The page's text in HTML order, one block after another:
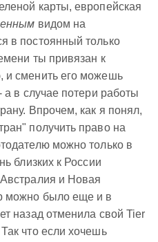
карты, европейская
видом на
в постоянный только
ты привязан к
и сменить его можешь
а в случае потери работы
Впрочем, как я понял,
получить право на
можно только в
близких к России
и Новая
можно было еще и в
назад отменила свой Tier
что если хочешь